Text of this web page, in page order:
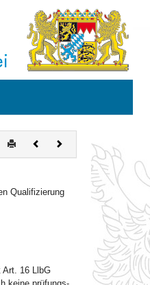
DruckenVorherigesNächstes
Dokument
Qualifizierung
Art. 16 LlbG